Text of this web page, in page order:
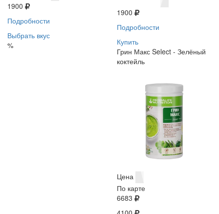
1900
Подробности
Выбрать вкус
%
1900
Подробности
Купить
Грин Макс Select - Зелёный
коктейль
Цена
По карте
6683